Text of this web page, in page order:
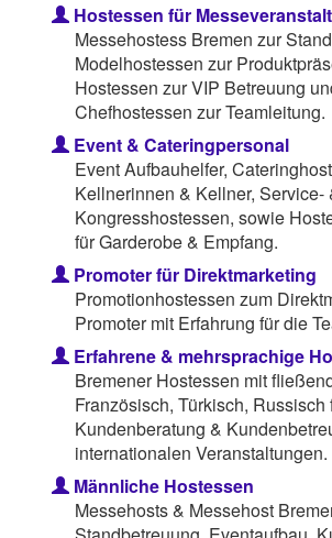
Hostessen für
Messehostess Bremen zur
Modelhostessen zur
Hostessen zur VIP Betreuung
Chefhostessen zur Teamleitung.
Event & Cateringpersonal
Event Aufbauhelfer,
Kellnerinnen & Kellner, Service-
Kongresshostessen, sowie
für Garderobe & Empfang.
Promoter für Direktmarketing
Promotionhostessen zum
Promoter mit Erfahrung für die
Erfahrene & mehrsprachige
Bremener Hostessen mit
Französisch, Türkisch, Russisch
Kundenberatung &
internationalen Veranstaltungen.
Männliche Hostessen
Messehosts & Messehost